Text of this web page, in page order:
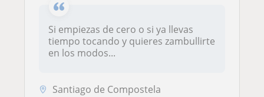
Si empiezas de cero o si ya llevas
tiempo tocando y quieres zambullirte
en los modos...
Santiago de Compostela